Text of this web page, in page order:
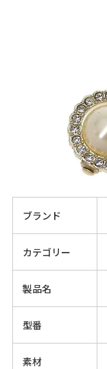
ブランド
カテゴリー
製品名
型番
素材